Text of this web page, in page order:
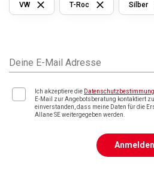
VW T-Roc Silber
Deine E-Mail Adresse
Ich akzeptiere die
E-Mail zur Angebotsberatung kontaktiert
einverstanden, dass meine Daten für die
Allane SE weitergegeben werden.
Anmelden